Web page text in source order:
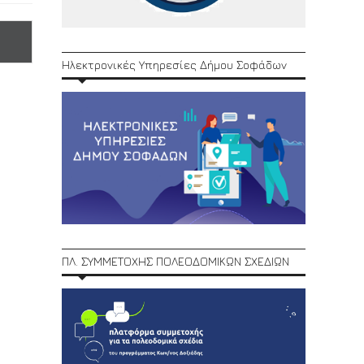
Ηλεκτρονικές Υπηρεσίες Δήμου Σοφάδων
ΠΛ. ΣΥΜΜΕΤΟΧΗΣ ΠΟΛΕΟΔΟΜΙΚΩΝ ΣΧΕΔΙΩΝ